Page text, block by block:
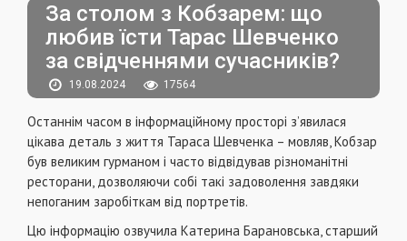
За столом з Кобзарем: що
любив їсти Тарас Шевченко
за свідченнями сучасників?
19.08.2024 17564
Останнім часом в інформаційному просторі з’явилася
цікава деталь з життя Тараса Шевченка – мовляв, Кобзар
був великим гурманом і часто відвідував різноманітні
ресторани, дозволяючи собі такі задоволення завдяки
непоганим заробіткам від портретів.
Цю інформацію озвучила Катерина Барановська, старший